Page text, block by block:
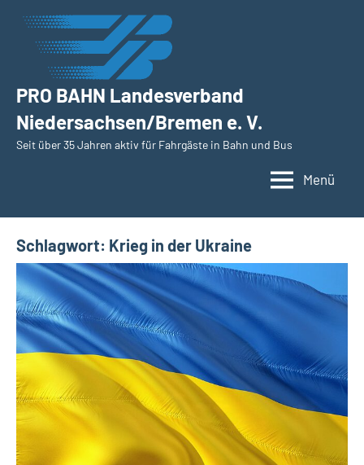
Inhalt
springen
PRO BAHN Landesverband
Niedersachsen/Bremen e. V.
Seit über 35 Jahren aktiv für Fahrgäste in Bahn und Bus
Menü
Schlagwort: Krieg in der Ukraine